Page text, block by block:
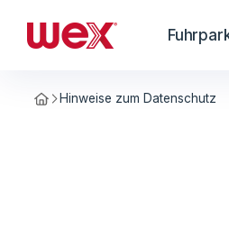
Homepage
Hinweise zum Datenschutz